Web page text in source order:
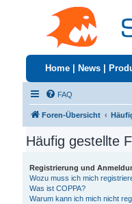
Home News
FAQ
Foren-Übersicht
Häufig gestellte
Registrierung und
Wozu muss ich mich
Was ist COPPA?
Warum kann ich mich nicht